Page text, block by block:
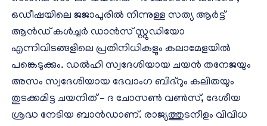
ഒഡീഷയിലെ ജജാപുരിൽ നിന്നുള്ള സത്യ ആർട്ട്
ആൻഡ് കൾച്ചർ ഡാൻസ് സ്റ്റുഡിയോ
എന്നിവിടങ്ങളിലെ പ്രതിനിധികളും കലാമേളയിൽ
പങ്കെടുക്കും. ഡൽഹി സ്വദേശിയായ ചയൻ തനേജയും
അസം സ്വദേശിയായ ദേവാംഗ ബിദ്‌റും കലിതയും
തുടക്കമിട്ട ചയനിത് – ദ ചോസൺ വൺസ്, ദേശീയ
ശ്രദ്ധ നേടിയ ബാൻഡാണ്. രാജ്യത്തുടനീളം വിവിധ